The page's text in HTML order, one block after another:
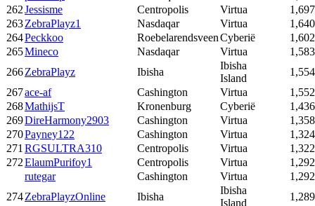
262Jessisme Centropolis Virtua
263ZebraPlayz1 Nasdaqar Virtua
264Peckkoo RoebelarendsveenCyberië
265Mineco Nasdaqar Virtua
266ZebraPlayz Ibisha
Ibisha
Island
267ace-af Cashington Virtua
268MathijsT Kronenburg Cyberië
269DireHarmony2903 Cashington Virtua
270Payney122 Cashington Virtua
271RGSULTRA310 Centropolis Virtua
272ElaumPurifoy1 Centropolis Virtua
rutegar
Cashington Virtua
274ZebraPlayzOnline Ibisha
Ibisha
Island